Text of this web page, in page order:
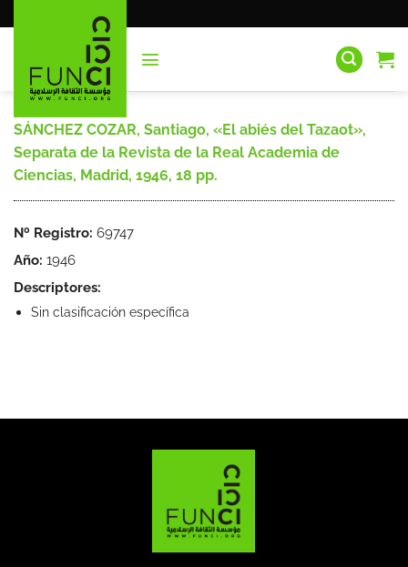
al
SÁNCHEZ COZAR, Santiago, «El abiés del Tazaot»,
Separata de la Revista de la Real Academia de
Ciencias, Madrid, 1946, 18 pp.
Nº Registro: 69747
Año: 1946
Descriptores:
Sin clasificación específica